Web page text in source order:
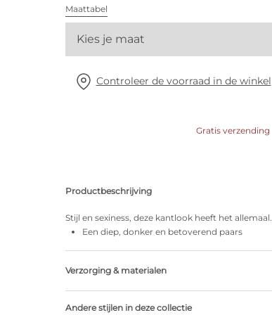
Maattabel
Kies je maat
Controleer de voorraad in de winkel
Gratis verzending
Productbeschrijving
Stijl en sexiness, deze kantlook heeft het allemaal.
Een diep, donker en betoverend paars
Verzorging & materialen
Andere stijlen in deze collectie